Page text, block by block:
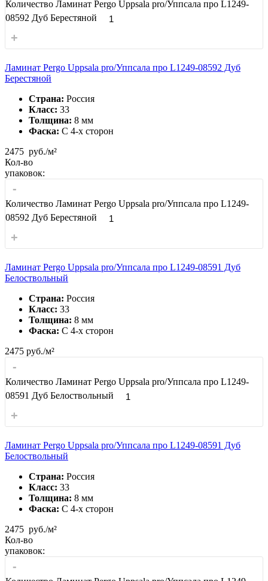
Количество Ламинат Pergo Uppsala pro/Уппсала про L1249-
08592 Дуб Берестяной
+
Ламинат Pergo Uppsala pro/Уппсала про L1249-08592 Дуб
Берестяной
Страна: Россия
Класс: 33
Толщина: 8 мм
Фаска: С 4-x сторон
2475 руб./м²
Кол-во
упаковок:
-
Количество Ламинат Pergo Uppsala pro/Уппсала про L1249-
08592 Дуб Берестяной
+
Ламинат Pergo Uppsala pro/Уппсала про L1249-08591 Дуб
Белоствольный
Страна: Россия
Класс: 33
Толщина: 8 мм
Фаска: С 4-x сторон
2475 руб./м²
-
Количество Ламинат Pergo Uppsala pro/Уппсала про L1249-
08591 Дуб Белоствольный
+
Ламинат Pergo Uppsala pro/Уппсала про L1249-08591 Дуб
Белоствольный
Страна: Россия
Класс: 33
Толщина: 8 мм
Фаска: С 4-x сторон
2475 руб./м²
Кол-во
упаковок:
-